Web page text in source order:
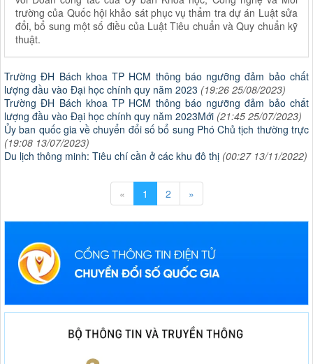
trường của Quốc hội khảo sát phục vụ thẩm tra dự án Luật sửa
đổi, bổ sung một số điều của Luật Tiêu chuẩn và Quy chuẩn kỹ
thuật.
Trường ĐH Bách khoa TP HCM thông báo ngưỡng đảm bảo chất
lượng đầu vào Đại học chính quy năm 2023 (19:26 25/08/2023)
Trường ĐH Bách khoa TP HCM thông báo ngưỡng đảm bảo chất
lượng đầu vào Đại học chính quy năm 2023Mới (21:45 25/07/2023)
Ủy ban quốc gia về chuyển đổi số bổ sung Phó Chủ tịch thường trực
(19:08 13/07/2023)
Du lịch thông minh: Tiêu chí cần ở các khu đô thị (00:27 13/11/2022)
« 1 2 »